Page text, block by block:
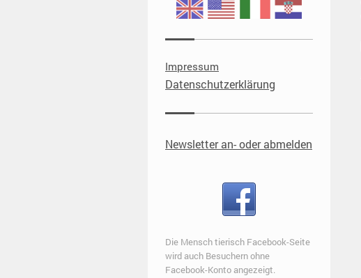
Impressum
Datenschutzerklärung
Newsletter an- oder abmelden
Die Mensch tierisch Facebook-Seite
wird auch Besuchern ohne
Facebook-Konto angezeigt.